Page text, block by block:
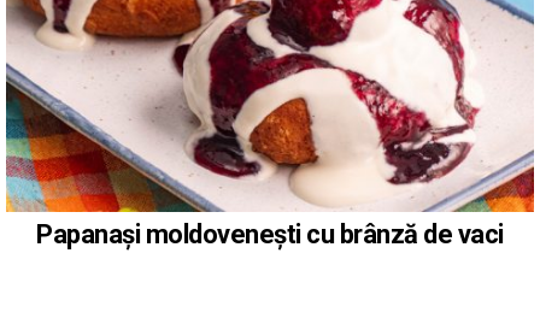
Papanași moldovenești cu brânză de vaci